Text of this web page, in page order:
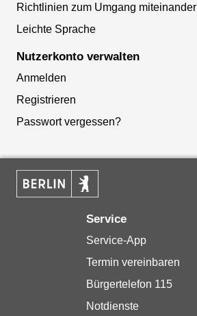
Richtlinien zum Umgang miteinander
Leichte Sprache
Nutzerkonto verwalten
Anmelden
Registrieren
Passwort vergessen?
Service
Service-App
Termin vereinbaren
Bürgertelefon 115
Notdienste